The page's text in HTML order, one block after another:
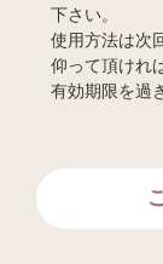
下さい。
使用方法は次
仰って頂けれ
有効期限を過